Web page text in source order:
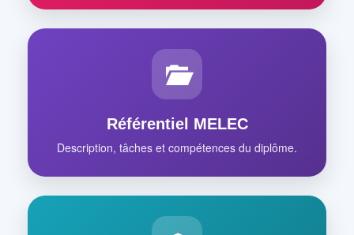
Référentiel MELEC
Description, tâches et compétences du diplôme.